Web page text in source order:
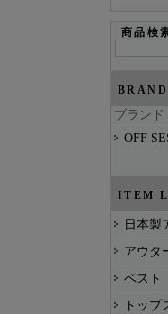
商品検
ブランド
OFF
ITEM
日本製
アウタ
ベスト
トップ